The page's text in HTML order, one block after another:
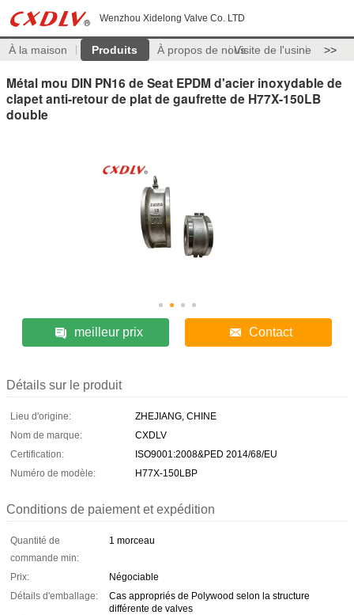
Wenzhou Xidelong Valve Co. LTD
À la maison Produits À propos de nousVisite de l'usine >>
Métal mou DIN PN16 de Seat EPDM d'acier inoxydable de
clapet anti-retour de plat de gaufrette de H77X-150LB
double
meilleur prix Contact
Détails sur le produit
Lieu d'origine:
ZHEJIANG, CHINE
Nom de marque:
CXDLV
Certification:
ISO9001:2008&PED 2014/68/EU
Numéro de modèle:
H77X-150LBP
Conditions de paiement et expédition
Quantité de
commande min:
1 morceau
Prix:
Négociable
Détails d'emballage:
Cas appropriés de Polywood selon la structure
différente de valves